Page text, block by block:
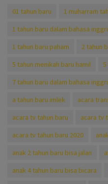
01 tahun baru
1 muharram
1 tahun baru dalam bahasa
1 tahun baru paham
2 tahun
5 tahun menikah baru hamil
7 tahun baru dalam bahasa
a tahun baru imlek
acara
acara tv tahun baru
acara tv
acara tv tahun baru 2020
anak 2 tahun baru bisa jalan
anak 4 tahun baru bisa bicara